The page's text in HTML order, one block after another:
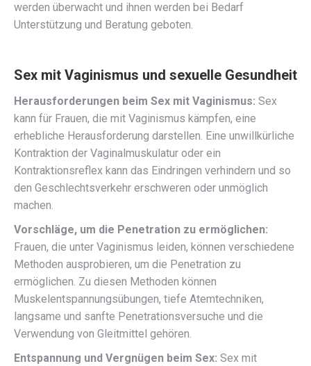
werden überwacht und ihnen werden bei Bedarf
Unterstützung und Beratung geboten.
Sex mit Vaginismus und sexuelle Gesundheit
Herausforderungen beim Sex mit Vaginismus: Sex
kann für Frauen, die mit Vaginismus kämpfen, eine
erhebliche Herausforderung darstellen. Eine unwillkürliche
Kontraktion der Vaginalmuskulatur oder ein
Kontraktionsreflex kann das Eindringen verhindern und so
den Geschlechtsverkehr erschweren oder unmöglich
machen.
Vorschläge, um die Penetration zu ermöglichen:
Frauen, die unter Vaginismus leiden, können verschiedene
Methoden ausprobieren, um die Penetration zu
ermöglichen. Zu diesen Methoden können
Muskelentspannungsübungen, tiefe Atemtechniken,
langsame und sanfte Penetrationsversuche und die
Verwendung von Gleitmittel gehören.
Entspannung und Vergnügen beim Sex: Sex mit